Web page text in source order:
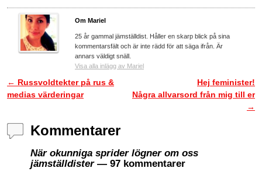
Om Mariel
25 år gammal jämställdist. Håller en skarp blick på sina
kommentarsfält och är inte rädd för att säga ifrån. Är
annars väldigt snäll.
Visa alla inlägg av Mariel
Inläggsnavigering
← Russvoldtekter på rus &
medias värderingar
Hej feminister!
Några allvarsord från mig till er
→
Kommentarer
När okunniga sprider lögner om oss
jämställdister— 97 kommentarer